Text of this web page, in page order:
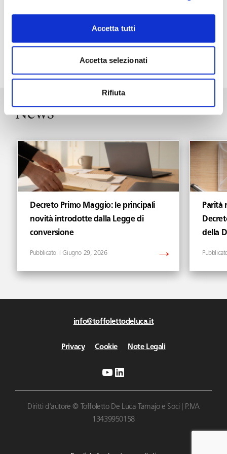
Accetta tutti
Accetta selezionati
Rifiuta
Dell’Aringa, Deputato PD e docente di economia politica
News Vedi tutti gli articoli di News
Decreto Primo Maggio: le principali
novità introdotte dalla Legge di
conversione
Giugno 29, 2026
Parità
della
info@toffolettodeluca.it
Privacy Cookie Note Legali
YouTube
LinkedIn
Diritti d'autore © Toffoletto De Luca Tamajo e Soci | P.IVA
13439950158